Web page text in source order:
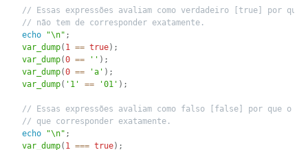
// Essas expressões avaliam como verdadeiro [true] por que
// não tem de corresponder exatamente.
echo
"\n" ;
var_dump( 1 == true) ;
var_dump(0 == '' ) ;
var_dump(0 == 'a' ) ;
var_dump( '1' == '01' ) ;
// Essas expressões avaliam como falso [false] por que o
// que corresponder exatamente.
echo
"\n" ;
var_dump( 1 === true) ;